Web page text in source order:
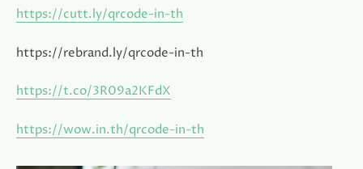
https://cutt.ly/qrcode-in-th
https://rebrand.ly/qrcode-in-th
https://t.co/3R09a2KFdX
https://wow.in.th/qrcode-in-th